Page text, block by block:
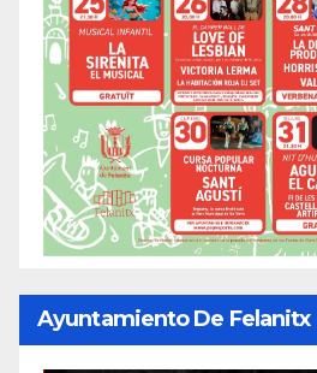
Ayuntamiento De Felanitx